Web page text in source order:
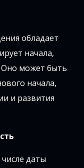
обладает
начала,
Оно может быть
начала,
и развития
даты